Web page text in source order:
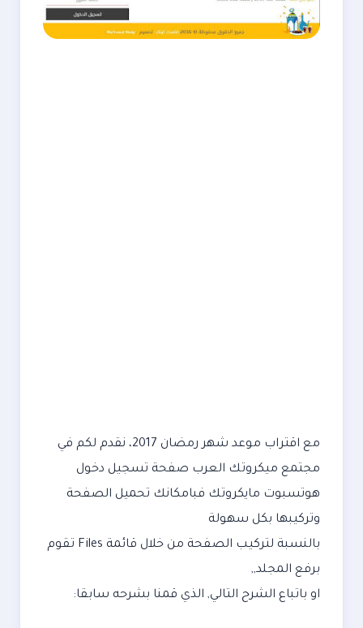
مع اقتراب موعد شهر رمضان 2017، نقدم لكم في
مجتمع ميكروتك العرب صفحة تسجيل دخول
هوتسبوت مايكروتك فبامكانك تحميل الصفحة
وتركيبها بكل سهولة
بالنسبة لتركيب الصفحة من خلال قائمة Files تقوم
برفع المجلد,,
او باتباع الشرح التالي, الذي قمنا بشرحه سابقا: